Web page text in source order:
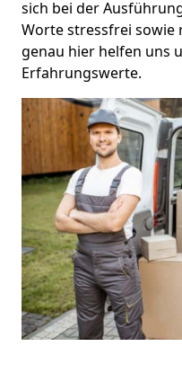
sich bei der
Worte stressfrei sowie
genau hier helfen uns
Erfahrungswerte.